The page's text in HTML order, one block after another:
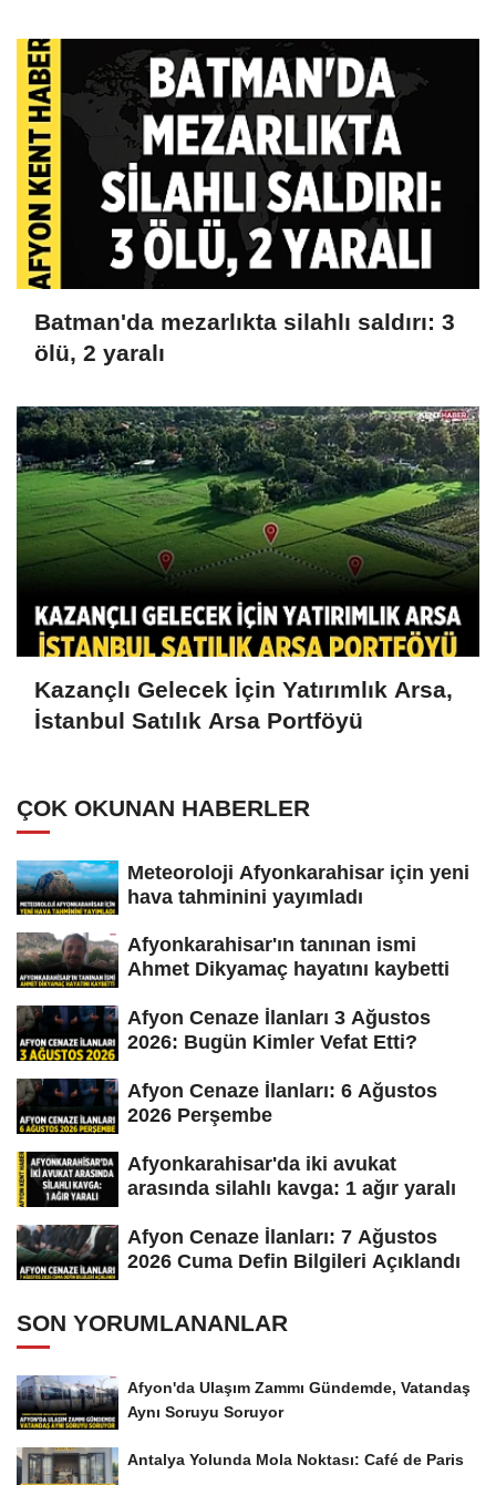
Batman'da mezarlıkta silahlı saldırı: 3
ölü, 2 yaralı
Kazançlı Gelecek İçin Yatırımlık Arsa,
İstanbul Satılık Arsa Portföyü
ÇOK OKUNAN HABERLER
Meteoroloji Afyonkarahisar için yeni
hava tahminini yayımladı
Afyonkarahisar'ın tanınan ismi
Ahmet Dikyamaç hayatını kaybetti
Afyon Cenaze İlanları 3 Ağustos
2026: Bugün Kimler Vefat Etti?
Afyon Cenaze İlanları: 6 Ağustos
2026 Perşembe
Afyonkarahisar'da iki avukat
arasında silahlı kavga: 1 ağır yaralı
Afyon Cenaze İlanları: 7 Ağustos
2026 Cuma Defin Bilgileri Açıklandı
SON YORUMLANANLAR
Afyon'da Ulaşım Zammı Gündemde, Vatandaş
Aynı Soruyu Soruyor
Antalya Yolunda Mola Noktası: Café de Paris